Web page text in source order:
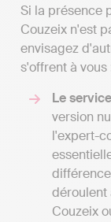
Si la présence
Couzeix n'est
envisagez
s'offrent à vous
Le
version
l'expert-
déroulent
Couzeix